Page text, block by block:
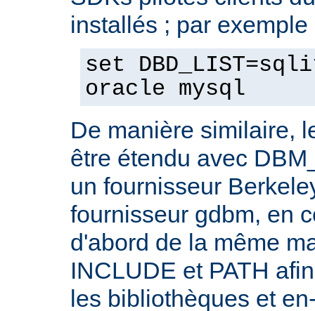
installés ; par exemple
set
oracle mysql
De manière similaire,
être étendu avec
un fournisseur
fournisseur gdbm, en
d'abord de la même
INCLUDE et PATH
les bibliothèques et